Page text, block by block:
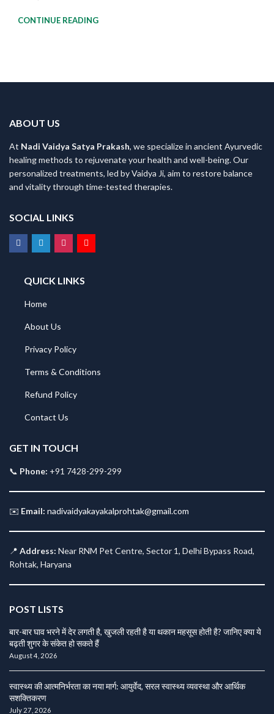
CONTINUE READING
ABOUT US
At Nadi Vaidya Satya Prakash, we specialize in ancient Ayurvedic
healing methods to rejuvenate your health and well-being. Our
personalized treatments, led by Vaidya Ji, aim to restore balance
and vitality through time-tested therapies.
SOCIAL LINKS
QUICK LINKS
Home
About Us
Privacy Policy
Terms & Conditions
Refund Policy
Contact Us
GET IN TOUCH
📞 Phone: +91 7428-299-299
✉️ Email: nadivaidyakayakalprohtak@gmail.com
📍 Address: Near RNM Pet Centre, Sector 1, Delhi Bypass Road,
Rohtak, Haryana
POST LISTS
बार-बार घाव भरने में देर लगती है, खुजली रहती है या थकान महसूस होती है? जानिए क्या ये
बढ़ती शुगर के संकेत हो सकते हैं
August 4, 2026
स्वास्थ्य की आत्मनिर्भरता का नया मार्ग: आयुर्वेद, सरल स्वास्थ्य व्यवस्था और आर्थिक
सशक्तिकरण
July 27, 2026